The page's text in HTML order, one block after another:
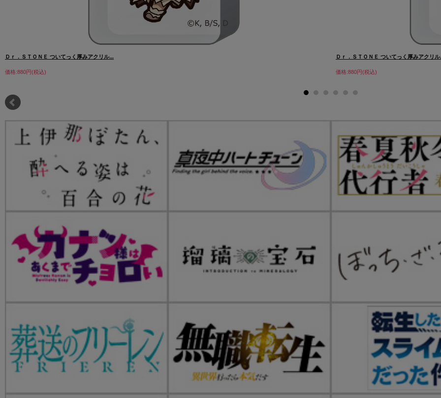
Ｄｒ．ＳＴＯＮＥ ついてっく厚みアクリル...
価格:880円(税込)
Ｄｒ．ＳＴＯＮＥ ついてっく厚みアクリル
価格:880円(税込)